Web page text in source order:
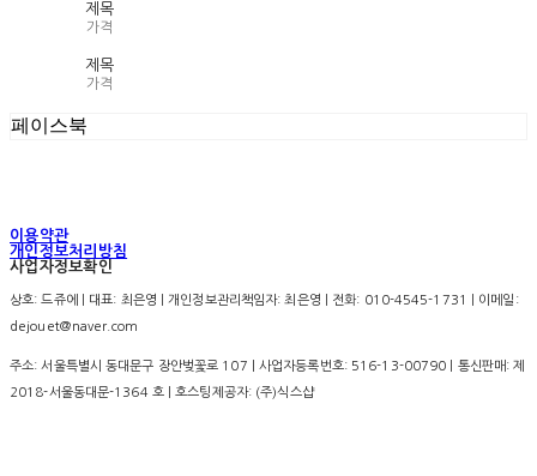
제목
가격
제목
가격
페이스북
이용약관
개인정보처리방침
사업자정보확인
상호: 드쥬에 | 대표: 최은영 | 개인정보관리책임자: 최은영 | 전화: 010-4545-1731 | 이메일:
dejouet@naver.com
주소: 서울특별시 동대문구 장안벚꽃로 107 | 사업자등록번호: 516-13-00790 | 통신판매:제
2018-서울동대문-1364 호| 호스팅제공자: (주)식스샵